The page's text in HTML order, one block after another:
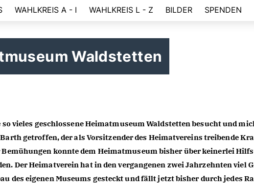
WAHLKREIS A - I WAHLKREIS L - Z BILDER SPENDEN
Waldstetten
vieles geschlossene Heimatmuseum Waldstetten besucht und
getroffen, der als Vorsitzender des Heimatvereins treibende
konnte dem Heimatmuseum bisher über keinerlei
Der Heimatverein hat in den vergangenen zwei Jahrzehnten viel
des eigenen Museums gesteckt und fällt jetzt bisher durch jedes